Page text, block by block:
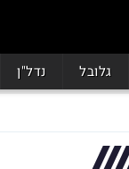
גלובל נדל"ן